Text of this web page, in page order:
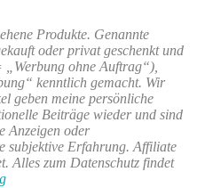
Produkte. Genannte
oder privat geschenkt und
„Werbung ohne Auftrag“),
kenntlich gemacht. Wir
geben meine persönliche
Beiträge wieder und sind
Anzeigen oder
subjektive Erfahrung. Affiliate
Alles zum Datenschutz findet